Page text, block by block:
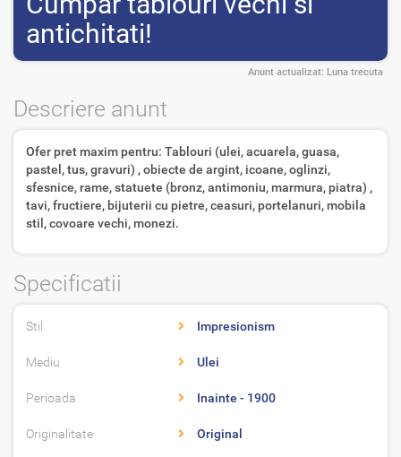
antichitati!
Anunt actualizat: Luna trecuta
Descriere anunt
Ofer pret maxim pentru: Tablouri (ulei, acuarela, guasa,
pastel, tus, gravuri) , obiecte de argint, icoane, oglinzi,
sfesnice, rame, statuete (bronz, antimoniu, marmura, piatra) ,
tavi, fructiere, bijuterii cu pietre, ceasuri, portelanuri, mobila
stil, covoare vechi, monezi.
Specificatii
Stil Impresionism
Mediu Ulei
Perioada Inainte - 1900
Originalitate Original